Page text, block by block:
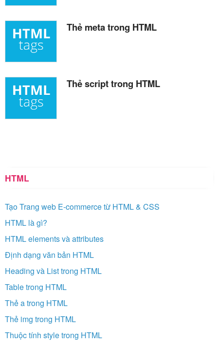
Thẻ meta trong HTML
Thẻ script trong HTML
HTML
Tạo Trang web E-commerce từ HTML & CSS
HTML là gì?
HTML elements và attributes
Định dạng văn bản HTML
Heading và List trong HTML
Table trong HTML
Thẻ a trong HTML
Thẻ img trong HTML
Thuộc tính style trong HTML